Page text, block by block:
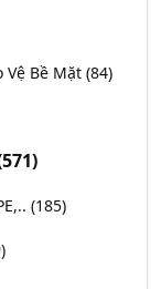
Vệ Bề Mặt (84)
(185)